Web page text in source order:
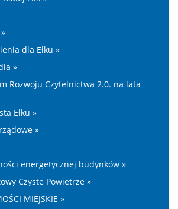
dla Ełku »
»
Rozwoju Czytelnictwa 2.0. na lata
Ełku »
»
energetycznej budynków »
Czyste Powietrze »
MIEJSKIE »